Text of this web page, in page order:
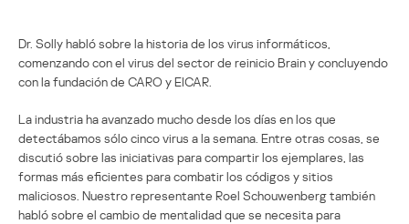
Dr. Solly habló sobre la historia de los virus informáticos,
comenzando con el virus del sector de reinicio Brain y concluyendo
con la fundación de CARO y EICAR.
La industria ha avanzado mucho desde los días en los que
detectábamos sólo cinco virus a la semana. Entre otras cosas, se
discutió sobre las iniciativas para compartir los ejemplares, las
formas más eficientes para combatir los códigos y sitios
maliciosos. Nuestro representante Roel Schouwenberg también
habló sobre el cambio de mentalidad que se necesita para